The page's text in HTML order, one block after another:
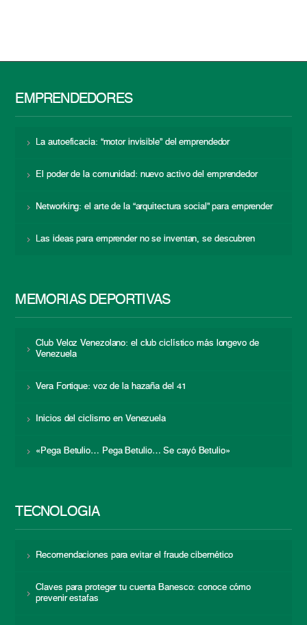
EMPRENDEDORES
La autoeficacia: “motor invisible” del emprendedor
El poder de la comunidad: nuevo activo del emprendedor
Networking: el arte de la “arquitectura social” para emprender
Las ideas para emprender no se inventan, se descubren
MEMORIAS DEPORTIVAS
Club Veloz Venezolano: el club ciclístico más longevo de
Venezuela
Vera Fortique: voz de la hazaña del 41
Inicios del ciclismo en Venezuela
«Pega Betulio… Pega Betulio… Se cayó Betulio»
TECNOLOGÍA
Recomendaciones para evitar el fraude cibernético
Claves para proteger tu cuenta Banesco: conoce cómo
prevenir estafas